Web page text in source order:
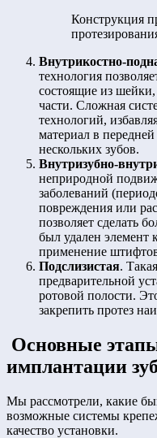
Конструкция
Внутрикостно-
технология
состоящие из
части. Сложная
технологий,
материал в
нескольких зубов.
Внутризубно-
неприродной
заболеваний
повреждения или
позволяет сделать
был удален элемент
применение
Подслизистая.
предварительной
ротовой полости.
закрепить протез
Основные
имплантации
Мы рассмотрели, какие
возможные системы
качество установки.